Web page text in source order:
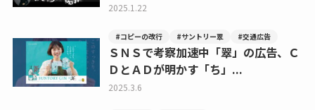
2025.1.22
#コピーの改行 #サントリー翠 #交通広告
ＳＮＳで考察加速中「翠」の広告、Ｃ
ＤとＡＤが明かす「ち」...
2025.3.6